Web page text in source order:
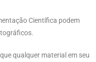
Científica podem
qualquer material em seu